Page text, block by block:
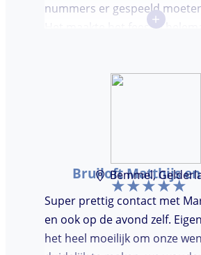
nummers er gespeeld
Het maakte het feestje
+
Bruiloft Matthijs
Bemmel,
Super prettig contact met
en ook op de avond zelf.
het heel moeilijk om onze